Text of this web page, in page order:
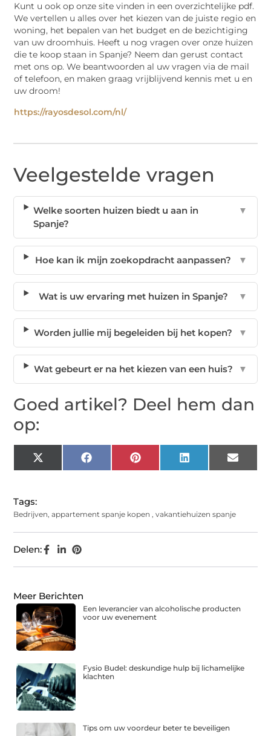
Kunt u ook op onze site vinden in een overzichtelijke pdf.
We vertellen u alles over het kiezen van de juiste regio en
woning, het bepalen van het budget en de bezichtiging
van uw droomhuis. Heeft u nog vragen over onze huizen
die te koop staan in Spanje? Neem dan gerust contact
met ons op. We beantwoorden al uw vragen via de mail
of telefoon, en maken graag vrijblijvend kennis met u en
uw droom!
https://rayosdesol.com/nl/
Veelgestelde vragen
Welke soorten huizen biedt u aan in
Spanje?
▼
Hoe kan ik mijn zoekopdracht aanpassen? ▼
Wat is uw ervaring met huizen in Spanje? ▼
Worden jullie mij begeleiden bij het kopen? ▼
Wat gebeurt er na het kiezen van een huis? ▼
Goed artikel? Deel hem dan
op:
X
(Twitter)
Facebook Pinterest LinkedIn Email
Tags:
Bedrijven,appartement spanje kopen ,vakantiehuizen spanje
Delen:
Meer Berichten
Een leverancier van alcoholische producten
voor uw evenement
Fysio Budel: deskundige hulp bij lichamelijke
klachten
Tips om uw voordeur beter te beveiligen